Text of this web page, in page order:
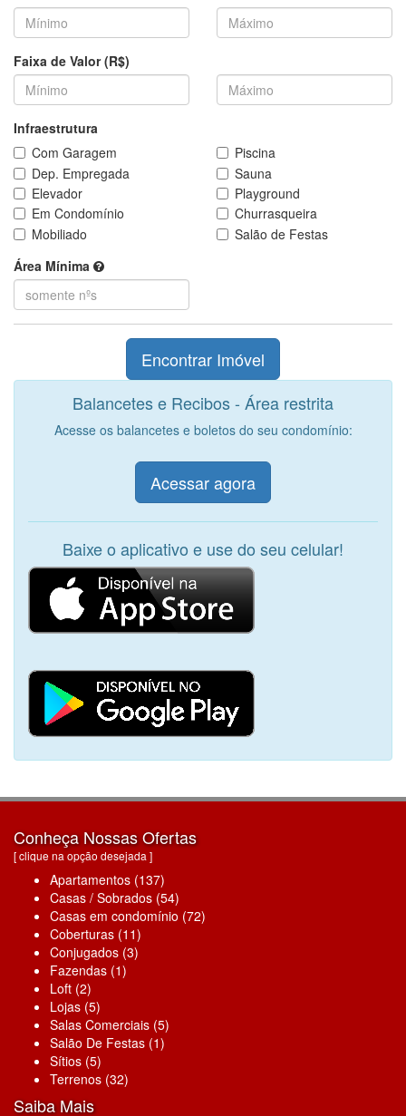
Faixa de Valor (R$)
Infraestrutura
Com Garagem
Dep. Empregada
Elevador
Em Condomínio
Mobiliado
Piscina
Sauna
Playground
Churrasqueira
Salão de Festas
Área Mínima
Balancetes e Recibos - Área restrita
Acesse os balancetes e boletos do seu condomínio:
Acessar agora
Baixe o aplicativo e use do seu celular!
Conheça Nossas Ofertas
[ clique na opção desejada ]
Apartamentos (137)
Casas / Sobrados (54)
Casas em condomínio (72)
Coberturas (11)
Conjugados (3)
Fazendas (1)
Loft (2)
Lojas (5)
Salas Comerciais (5)
Salão De Festas (1)
Sítios (5)
Terrenos (32)
Saiba Mais